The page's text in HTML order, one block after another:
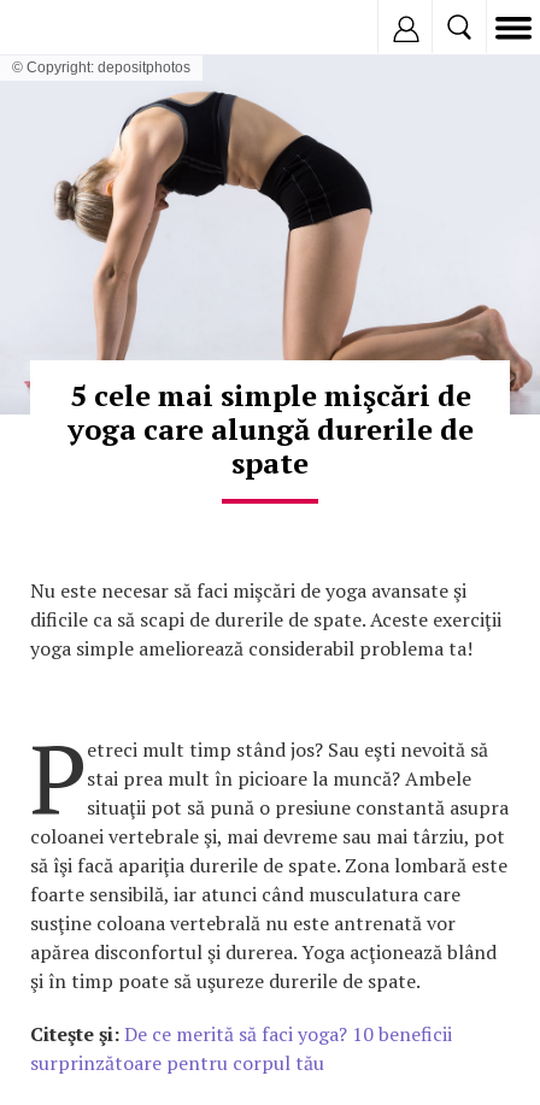
© Copyright: depositphotos
5 cele mai simple mişcări de
yoga care alungă durerile de
spate
Nu este necesar să faci mişcări de yoga avansate şi
dificile ca să scapi de durerile de spate. Aceste exerciţii
yoga simple ameliorează considerabil problema ta!
Petreci mult timp stând jos? Sau eşti nevoită să
stai prea mult în picioare la muncă? Ambele
situaţii pot să pună o presiune constantă asupra
coloanei vertebrale şi, mai devreme sau mai târziu, pot
să îşi facă apariţia durerile de spate. Zona lombară este
foarte sensibilă, iar atunci când musculatura care
susţine coloana vertebrală nu este antrenată vor
apărea disconfortul şi durerea. Yoga acţionează blând
şi în timp poate să uşureze durerile de spate.
Citeşte şi:De ce merită să faci yoga? 10 beneficii
surprinzătoare pentru corpul tău